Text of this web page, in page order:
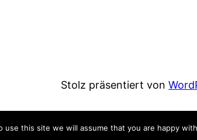
Stolz präsentiert von
this site we will assume that you are happy